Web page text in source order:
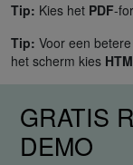
Tip: Kies het PDF-
Tip: Voor een
het scherm kies
GRATIS
DEMO